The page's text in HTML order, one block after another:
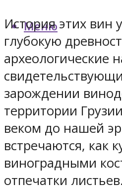
Меню
История этих вин
глубокую
археологические
зарождении
территории
веком до нашей
встречаются, как
виноградными
отпечатки листьев.